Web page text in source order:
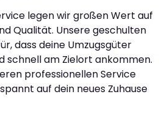
legen wir großen Wert auf
Qualität. Unsere geschulten
dass deine Umzugsgüter
schnell am Zielort ankommen.
professionellen Service
auf dein neues Zuhause